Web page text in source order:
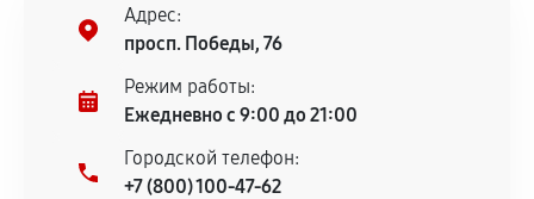
Адрес:
просп. Победы, 76
Режим работы:
Ежедневно с 9:00 до 21:00
Городской телефон:
+7 (800) 100-47-62